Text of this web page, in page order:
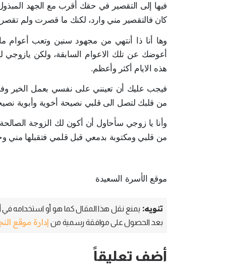
فيها إلى التقصير في حقك أقرب مع الجهد
كان فالتقصير مني وارد، لكنك ما قصرت ولم
وها أنا ذا أنتهي من مجهود سنين وتعب أعوام
أعوضك عن تلك الاعوام السابقة، ولكن يازوجي
هذه الايام أكثر وأعظم.
فيجب عليك أن تعينني على نفسي بعمل الخير
من قلبك لتصل الى قلبي نصيحة أخوية وأبوية
وأنا يا زوجي سأحاول أن أكون لك الزوجة
من قلبي ومكتوبة بدمعي قبل قلمي فتقبلها مني
موقع الأسرة السعيدة
تنويه: يمنع نقل هذا المقال كما هو أو استخدامه في
بعد الحصول على موافقة رسمية من إدارة موقع
أضف تعليقاً